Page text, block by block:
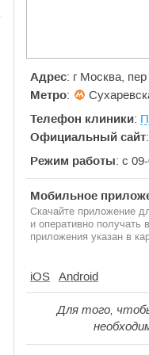
Адрес: г Москва,
Метро:
Телефон клиники:
Официальный сайт
Режим работы: с
Мобильное
Скачайте приложение
и оперативно
приложения указан в
iOS Android
Для того,